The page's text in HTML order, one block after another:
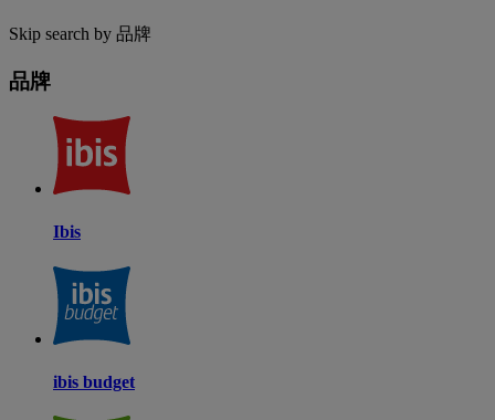
Skip search by 品牌
品牌
Ibis
ibis budget